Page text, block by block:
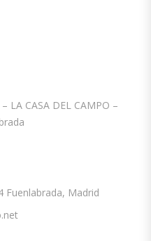
LA CASA DEL CAMPO –
Fuenlabrada, Madrid